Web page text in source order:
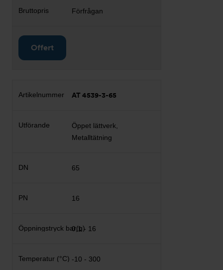
Förfrågan
Offert
AT 4539-3-65
Öppet lättverk,
Metalltätning
65
16
0,1 - 16
-10 - 300